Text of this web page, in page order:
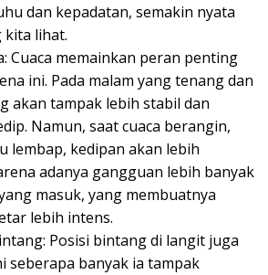
dan kepadatan, semakin nyata
kita lihat.
Cuaca memainkan peran penting
ini. Pada malam yang tenang dan
akan tampak lebih stabil dan
Namun, saat cuaca berangin,
lembap, kedipan akan lebih
adanya gangguan lebih banyak
masuk, yang membuatnya
lebih intens.
Posisi bintang di langit juga
seberapa banyak ia tampak